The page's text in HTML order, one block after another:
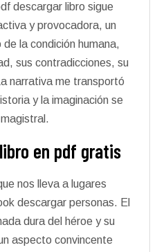
descargar libro sigue
y provocadora, un
la condición humana,
sus contradicciones, su
narrativa me transportó
y la imaginación se
en pdf gratis
nos lleva a lugares
descargar personas. El
dura del héroe y su
aspecto convincente